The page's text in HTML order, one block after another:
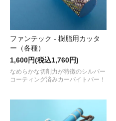
ファンテック - 樹脂用カッタ
ー（各種）
1,600円(税込1,760円)
なめらかな切削力が特徴のシルバー
コーティング済みカーバイトバー！